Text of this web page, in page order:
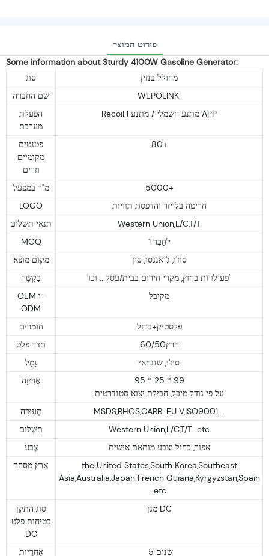
פירוט המוצר
Some information about Sturdy 4100W Gasoline Generator:
סוּג
מחולל בנזין
שם החברה
WEPOLINK
הפעלת
מערכת
Recoil I מתנע חשמלי / מתנע APP
פטנטים
מקומיים
וזרים
80+
מ"ר במפעל
5000+
LOGO
חריטה בלייזר והדפסת תוויות
תנאי תשלום
Western Union,L/C,T/T
MOQ
1 לְחַבֵּר
מקום מוצא
סוז'ו, ג'יאנגסו, סין
בַּקָשָׁה
פעילויות בחוץ, מקרי חירום בבית/עסק... וכו'
OEM ו-
ODM
מקובל
חומרים
פלסטיק+ברזל
תדר פלט
60/50הרץ
נָמָל
סוז'ו, שנגחאי
אֲרִיזָה
95 * 25 * 99
על פי גודל מיכל, חבילת יצוא סטנדרטית
תְעוּדָה
MSDS,RHOS,CARB. EU V,ISO9001....
תַשְׁלוּם
Western Union,L/C,T/T...etc
צֶבַע
אפור, כחול וצבע מותאם אישית
ארץ מסחר
the United States,South Korea,Southeast
Asia,Australia,Japan French Guiana,Kyrgyzstan,Spain
.etc
סוג התקן
בטיחות פלט
DC
מגן DC
אַחֲרָיוּת
5 שנים